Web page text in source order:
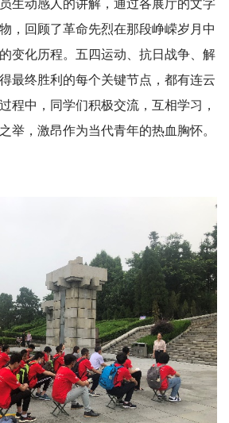
生动感人的讲解，通过各展厅的文字
，回顾了革命先烈在那段峥嵘岁月中
变化历程。五四运动、抗日战争、解
最终胜利的每个关键节点，都有连云
程中，同学们积极交流，互相学习，
举，激昂作为当代青年的热血胸怀。